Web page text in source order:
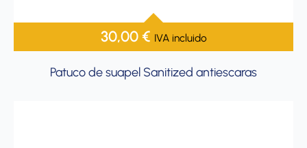
30,00€ IVA incluido
Patuco de suapel Sanitized antiescaras